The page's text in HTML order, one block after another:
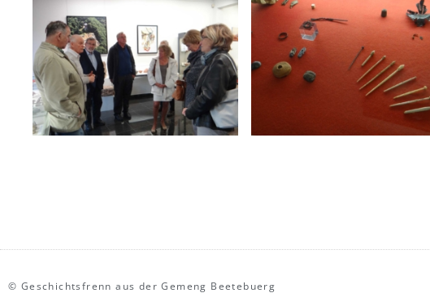
© Geschichtsfrenn aus der Gemeng Beetebuerg